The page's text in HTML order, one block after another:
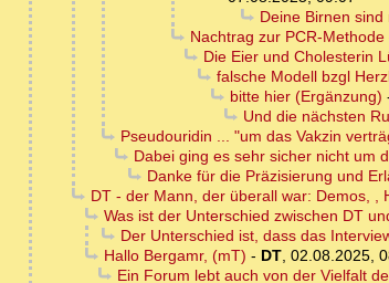
Deine Birnen
Nachtrag zur PCR-Methode
Die Eier und Cholesterin
falsche Modell bzgl
bitte hier (Ergänzung)
Und die nächsten
Pseudouridin ... "um das Vakzin
Dabei ging es sehr sicher nicht um
Danke für die Präzisierung und
DT - der Mann, der überall war: Demos, ,
Was ist der Unterschied zwischen DT
Der Unterschied ist, dass das
Hallo Bergamr, (mT) - DT, 02.08.2025,
Ein Forum lebt auch von der Vielfalt